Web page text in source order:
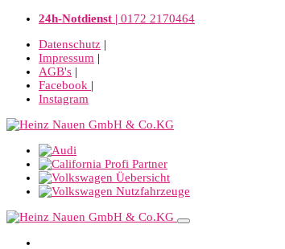
24h-Notdienst | 0172 2170464
Datenschutz |
Impressum |
AGB's |
Facebook |
Instagram